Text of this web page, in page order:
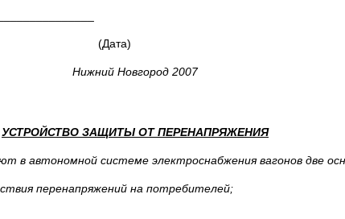
Нижний Новгород 2007
УСТРОЙСТВО ЗАЩИТЫ ОТ ПЕРЕНАПРЯЖЕНИЯ
в автономной системе электроснабжения вагонов две
перенапряжений на потребителей;